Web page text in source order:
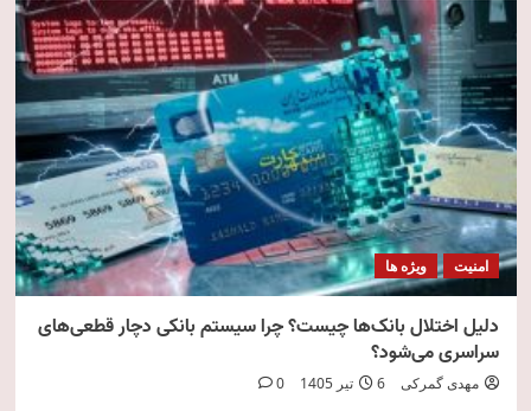
امنیت ویژه ها
دلیل اختلال بانک‌ها چیست؟ چرا سیستم بانکی دچار قطعی‌های
سراسری می‌شود؟
مهدی گمرکی 6 تیر 1405 0